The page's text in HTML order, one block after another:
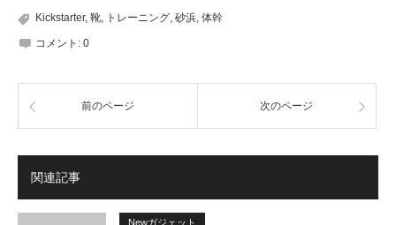
Kickstarter, 靴, トレーニング, 砂浜, 体幹
コメント: 0
前のページ 次のページ
関連記事
Newガジェット